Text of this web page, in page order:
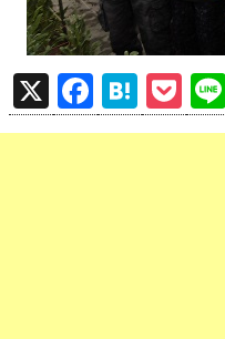
X
F
a
H
at
P
o